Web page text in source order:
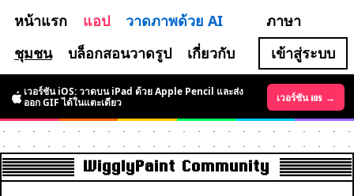
หน้าแรก แอป
วาดภาพด้วย AI
ชุมชน
บล็อกสอนวาดรูป เกี่ยวกับ
ภาษา
เข้าสู่ระบบ
เวอร์ชัน Android →
เวอร์ชัน iOS: วาดบน iPad ด้วย Apple Pencil และส่ง
ออก GIF ได้ในแตะเดียว
เวอร์ชัน iOS →
WigglyPaint Community